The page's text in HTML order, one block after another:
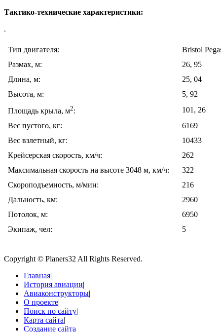
Тактико-технические характеристики:
.
Тип двигателя:
Bristol
Размах, м:
26, 95
Длина, м:
25, 04
Высота, м:
5, 92
Площадь крыла, м2:
101, 26
Вес пустого, кг:
6169
Вес взлетный, кг:
10433
Крейсерская скорость, км/ч:
262
Максимальная скорость на высоте 3048 м, км/ч:
322
Скороподъемность, м/мин:
216
Дальность, км:
2960
Потолок, м:
6950
Экипаж, чел:
5
Copyright © Planers32 All Rights Reserved.
Главная|
История авиации|
Авиаконструкторы|
О проекте|
Поиск по сайту|
Карта сайта|
Создание сайта